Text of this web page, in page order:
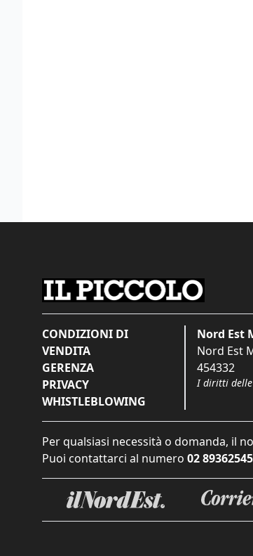
CONDIZIONI DI
VENDITA
GERENZA
PRIVACY
WHISTLEBLOWING
Nord Est
Nord Est
454332
I diritti delle
Per qualsiasi necessità o domanda, il
Puoi contattarci al numero 02 89362545